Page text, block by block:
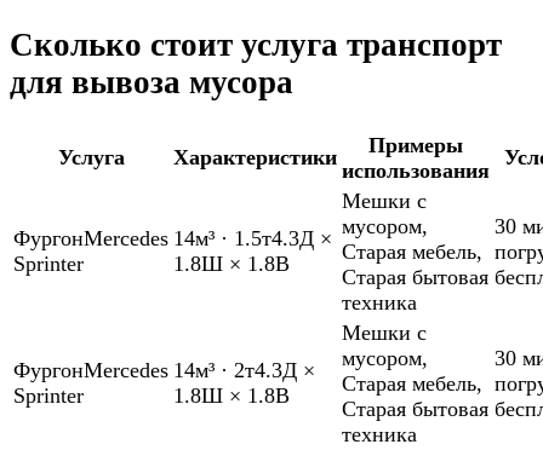
Сколько стоит услуга транспорт
для вывоза мусора
Услуга Характеристики
Примеры
использования
ФургонMercedes
Sprinter
14м³ · 1.5т4.3Д ×
1.8Ш × 1.8В
Мешки с
мусором,
Старая мебель,
Старая бытовая
техника
30
ФургонMercedes
Sprinter
14м³ · 2т4.3Д ×
1.8Ш × 1.8В
Мешки с
мусором,
Старая мебель,
Старая бытовая
техника
30